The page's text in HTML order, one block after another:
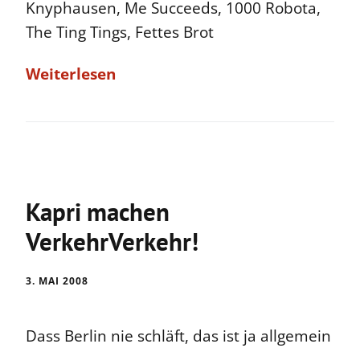
Knyphausen, Me Succeeds, 1000 Robota,
The Ting Tings, Fettes Brot
Weiterlesen
Kapri machen
VerkehrVerkehr!
3. MAI 2008
Dass Berlin nie schläft, das ist ja allgemein